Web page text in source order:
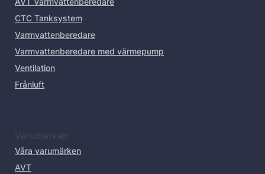
CTC Tanksystem
Varmvattenberedare
Varmvattenberedare med värmepump
Ventilation
Frånluft
Varumärken
Våra varumärken
AVT